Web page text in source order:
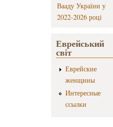
Вааду України у
2022-2026 році
Еврейський
світ
Еврейские
женщины
Интересные
ссылки